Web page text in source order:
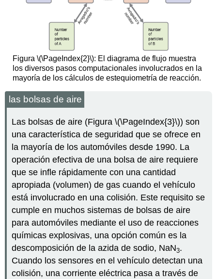
Figura \(\PageIndex{2}\): El diagrama de flujo muestra
los diversos pasos computacionales involucrados en la
mayoría de los cálculos de estequiometría de reacción.
las bolsas de aire
Las bolsas de aire (Figura \(\PageIndex{3}\)) son
una característica de seguridad que se ofrece en
la mayoría de los automóviles desde 1990. La
operación efectiva de una bolsa de aire requiere
que se infle rápidamente con una cantidad
apropiada (volumen) de gas cuando el vehículo
está involucrado en una colisión. Este requisito se
cumple en muchos sistemas de bolsas de aire
para automóviles mediante el uso de reacciones
químicas explosivas, una opción común es la
descomposición de la azida de sodio, NaN3.
Cuando los sensores en el vehículo detectan una
colisión, una corriente eléctrica pasa a través de